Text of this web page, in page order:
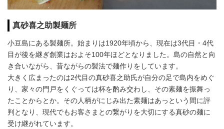
真砂喜之助製麺所
小豆島にある製麺所。始まりは1920年頃から、現在は3代目・4代
目が後を継ぎ創業はおよそ100年ほどとなりました。島の自然と向
き合いながら、昔ながらの製法で麺作りをしています。
大きく広まったのは2代目の真砂喜之助氏が自分の足で島内をめぐ
り、家々の門戸をくぐっては杯を酌み交わし、その素麺を振舞っ
たことからとか。その人柄がにじみ出た素麺はあっという間に評
判となり、現代でもお客さまとの繋がりを大切にする真砂の麺に
受け継がれています。